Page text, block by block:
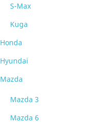
S-Max
Kuga
Honda
Hyundai
Mazda
Mazda 3
Mazda 6